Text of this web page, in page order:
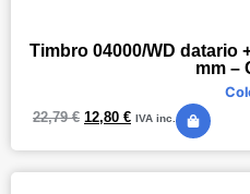
Timbro 04000/WD datario
mm –
22,79€ 12,80 € IVA inc.